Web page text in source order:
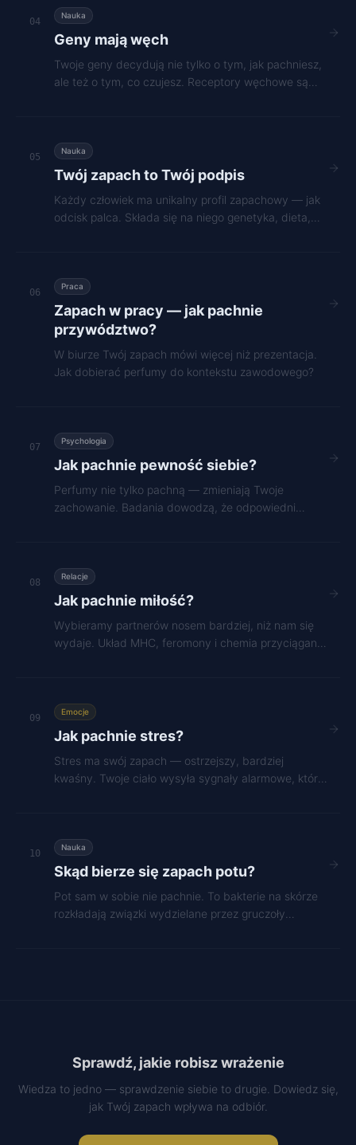
04
Nauka
Geny mają węch
Twoje geny decydują nie tylko o tym, jak pachniesz,
ale też o tym, co czujesz. Receptory węchowe są
05
Nauka
Twój zapach to Twój podpis
Każdy człowiek ma unikalny profil zapachowy — jak
odcisk palca. Składa się na niego genetyka, dieta,
06
Praca
Zapach w pracy — jak pachnie
przywództwo?
W biurze Twój zapach mówi więcej niż prezentacja.
Jak dobierać perfumy do kontekstu zawodowego?
07
Psychologia
Jak pachnie pewność siebie?
Perfumy nie tylko pachną — zmieniają Twoje
zachowanie. Badania dowodzą, że odpowiedni
08
Relacje
Jak pachnie miłość?
Wybieramy partnerów nosem bardziej, niż nam się
wydaje. Układ MHC, feromony i chemia przyciągania
09
Emocje
Jak pachnie stres?
Stres ma swój zapach — ostrzejszy, bardziej
kwaśny. Twoje ciało wysyła sygnały alarmowe, które
10
Nauka
Skąd bierze się zapach potu?
Pot sam w sobie nie pachnie. To bakterie na skórze
rozkładają związki wydzielane przez gruczoły
Sprawdź, jakie robisz wrażenie
Wiedza to jedno — sprawdzenie siebie to drugie. Dowiedz się,
jak Twój zapach wpływa na odbiór.